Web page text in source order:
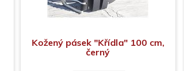
Kožený pásek "Křídla" 100 cm,
černý